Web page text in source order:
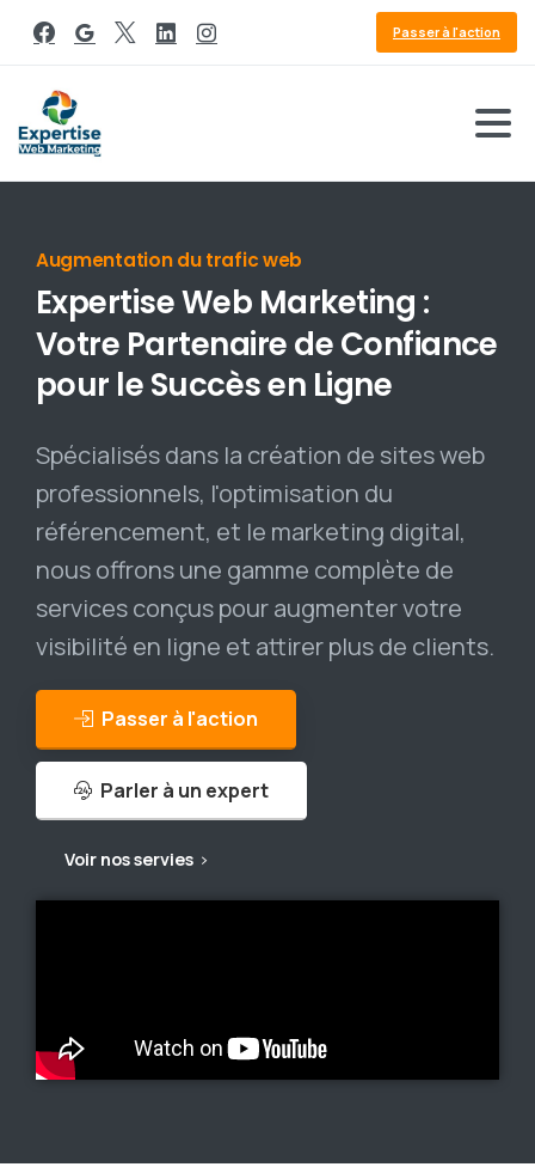
Passer à l'action
Référencement Google
ExpertiseWeb Marketing :
Votre PartenairedeConfiance
pour leSuccèsen Ligne
Spécialisés dans la création de sites web
professionnels, l'optimisation du
référencement, et le marketing digital,
nous offrons une gamme complète de
services conçus pour augmenter votre
visibilité en ligne et attirer plus de clients.
Passer à l'action
Parler à un expert
Voir nos servies